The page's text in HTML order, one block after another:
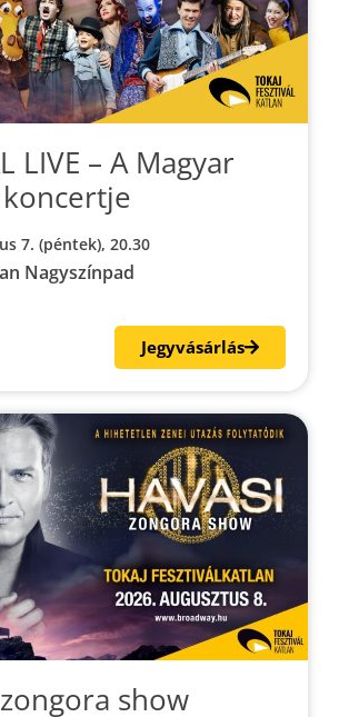
LIVE – A Magyar
7. (péntek), 20.30
Nagyszínpad
Jegyvásárlás
zongora show